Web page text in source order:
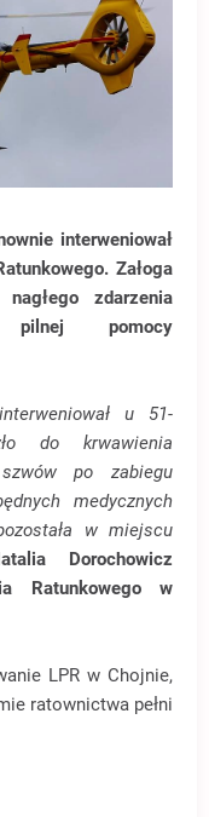
interweniował
Załoga
zdarzenia
pilnej pomocy
u 51-
do krwawienia
po zabiegu
medycznych
w miejscu
Dorochowicz
Ratunkowego w
LPR w Chojnie,
ratownictwa pełni